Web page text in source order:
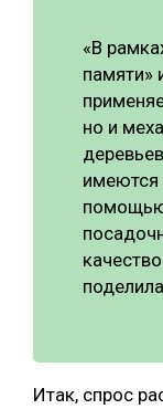
«В
памяти»
но и
имеются
Итак, спрос